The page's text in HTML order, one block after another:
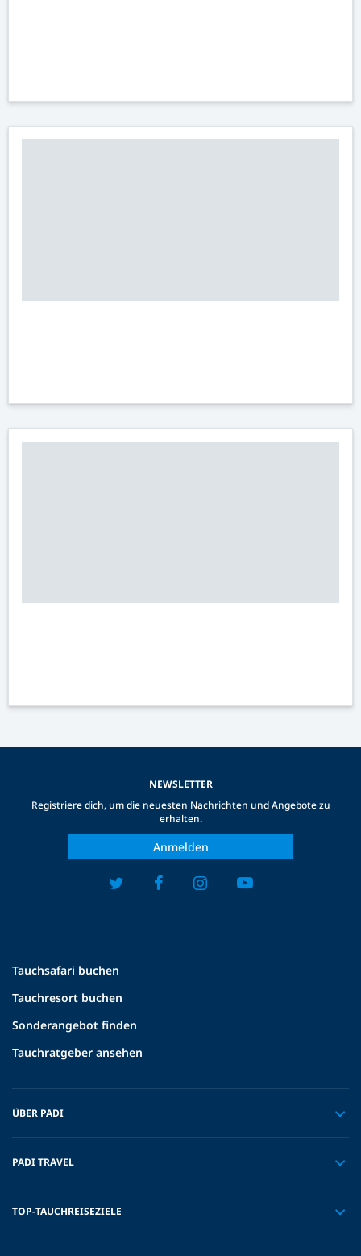
Tauchsafari buchen
Tauchresort buchen
Sonderangebot finden
Tauchratgeber ansehen
ÜBER PADI
PADI TRAVEL
TOP-TAUCHREISEZIELE
NEWSLETTER
Registriere dich, um die neuesten Nachrichten und Angebote zu
erhalten.
Anmelden